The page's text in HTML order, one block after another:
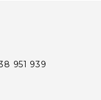
951 939